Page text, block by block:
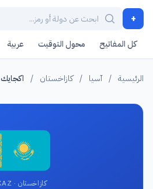
+
كل المفاتيح محول التوقيت عربية
الرئيسية / آسيا / كازاخستان / اكجايك
كازاخستان · KAZ